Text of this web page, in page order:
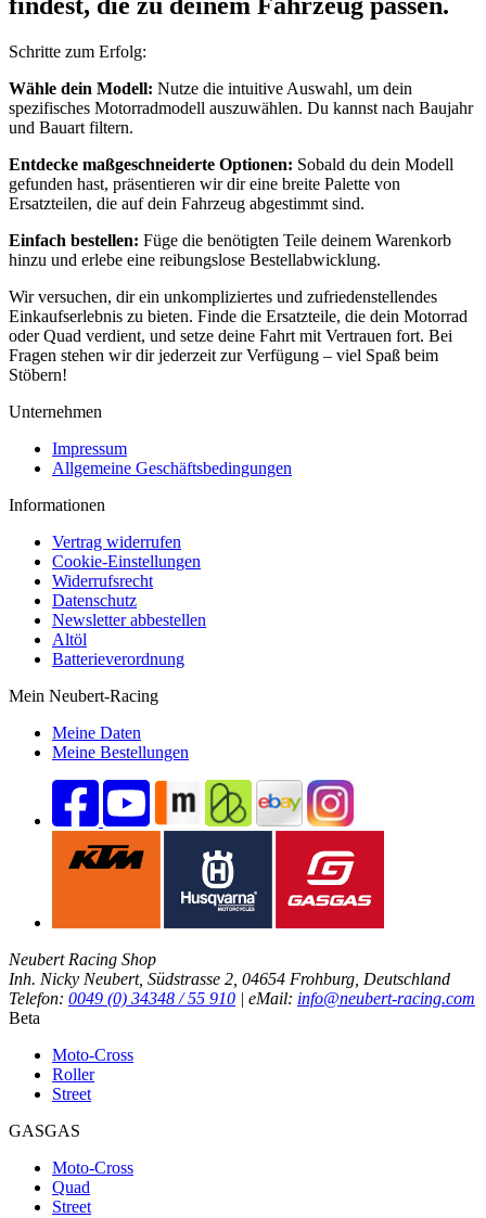
Schritte zum Erfolg:
Wähle dein Modell: Nutze die intuitive Auswahl, um dein
spezifisches Motorradmodell auszuwählen. Du kannst nach Baujahr
und Bauart filtern.
Entdecke maßgeschneiderte Optionen: Sobald du dein Modell
gefunden hast, präsentieren wir dir eine breite Palette von
Ersatzteilen, die auf dein Fahrzeug abgestimmt sind.
Einfach bestellen: Füge die benötigten Teile deinem Warenkorb
hinzu und erlebe eine reibungslose Bestellabwicklung.
Wir versuchen, dir ein unkompliziertes und zufriedenstellendes
Einkaufserlebnis zu bieten. Finde die Ersatzteile, die dein Motorrad
oder Quad verdient, und setze deine Fahrt mit Vertrauen fort. Bei
Fragen stehen wir dir jederzeit zur Verfügung – viel Spaß beim
Stöbern!
Unternehmen
Impressum
Allgemeine Geschäftsbedingungen
Informationen
Vertrag widerrufen
Cookie-Einstellungen
Widerrufsrecht
Datenschutz
Newsletter abbestellen
Altöl
Batterieverordnung
Mein Neubert-Racing
Meine Daten
Meine Bestellungen
Neubert Racing Shop
Inh. Nicky Neubert, Südstrasse 2, 04654 Frohburg, Deutschland
Telefon: 0049 (0) 34348 / 55 910 | eMail: info@neubert-racing.com
Beta
Moto-Cross
Roller
Street
GASGAS
Moto-Cross
Quad
Street